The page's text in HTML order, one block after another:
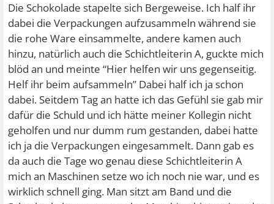
Die Schokolade stapelte sich Bergeweise. Ich half ihr
dabei die Verpackungen aufzusammeln während sie
die rohe Ware einsammelte, andere kamen auch
hinzu, natürlich auch die Schichtleiterin A, guckte mich
blöd an und meinte “Hier helfen wir uns gegenseitig.
Helf ihr beim aufsammeln” Dabei half ich ja schon
dabei. Seitdem Tag an hatte ich das Gefühl sie gab mir
dafür die Schuld und ich hätte meiner Kollegin nicht
geholfen und nur dumm rum gestanden, dabei hatte
ich ja die Verpackungen eingesammelt. Dann gab es
da auch die Tage wo genau diese Schichtleiterin A
mich an Maschinen setze wo ich noch nie war, und es
wirklich schnell ging. Man sitzt am Band und die